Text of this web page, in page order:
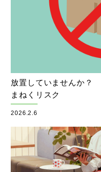
放置していませんか？
まねくリスク
2026.2.6